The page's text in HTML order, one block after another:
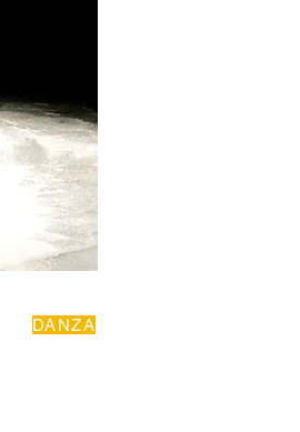
DANZA